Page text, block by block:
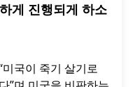
게 진행되게 하소
국이 죽기 살기로